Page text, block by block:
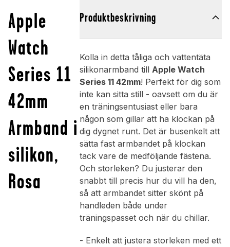
Apple
Watch
Series 11
42mm
Armband i
silikon,
Rosa
Produktbeskrivning
Kolla in detta tåliga och vattentäta
silikonarmband till Apple Watch
Series 11 42mm! Perfekt för dig som
inte kan sitta still - oavsett om du är
en träningsentusiast eller bara
någon som gillar att ha klockan på
dig dygnet runt. Det är busenkelt att
sätta fast armbandet på klockan
tack vare de medföljande fästena.
Och storleken? Du justerar den
snabbt till precis hur du vill ha den,
så att armbandet sitter skönt på
handleden både under
träningspasset och när du chillar.
- Enkelt att justera storleken med ett